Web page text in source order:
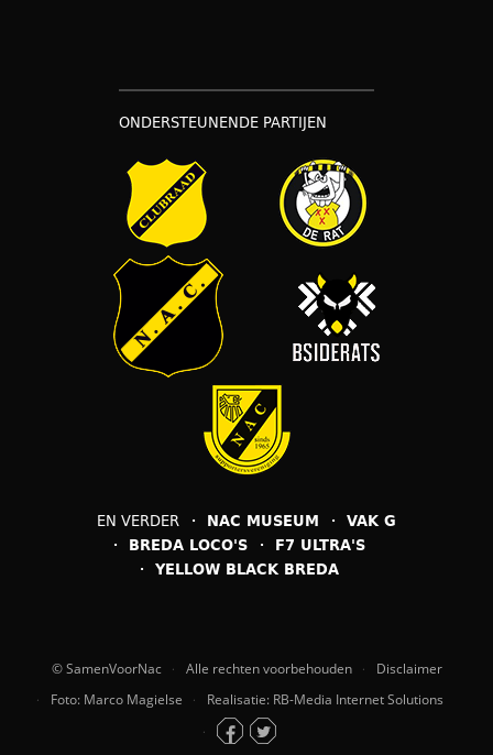
ONDERSTEUNENDE PARTIJEN
EN VERDER NAC MUSEUM
VAK G
BREDA LOCO'S
F7 ULTRA'S
YELLOW BLACK BREDA
© SamenVoorNac Alle rechten voorbehouden
Disclaimer
Foto: Marco Magielse
Realisatie: RB-Media Internet Solutions